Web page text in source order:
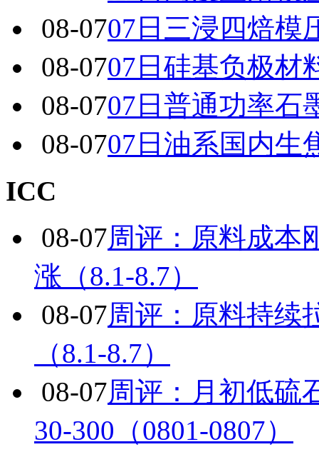
08-0707日三浸四焙模
08-0707日硅基负极材
08-0707日普通功率石
08-0707日油系国内生
ICC
08-07周评：原料成本
涨（8.1-8.7）
08-07周评：原料持续
（8.1-8.7）
08-07周评：月初低硫
30-300（0801-0807）